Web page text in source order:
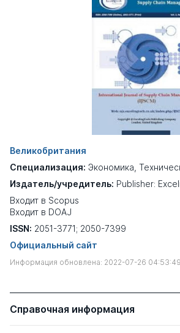
Великобритания
Специализация: Экономика
Издатель/учредитель: Publisher:
Входит в Scopus
Входит в DOAJ
ISSN: 2051-3771; 2050-7399
Официальный сайт
Информация обновлена: 2022-07-26 04:53:49
Справочная информация